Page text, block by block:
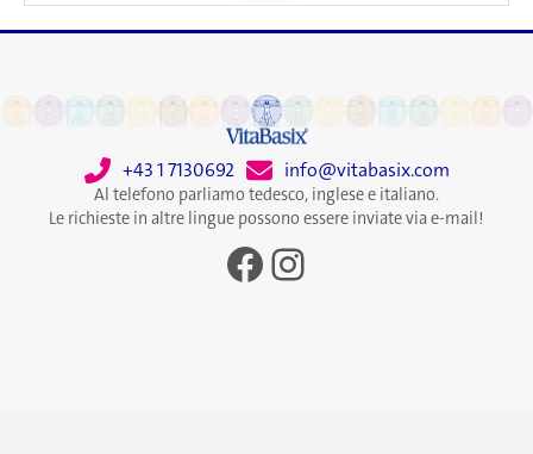
+43 1 7130692 info@vitabasix.com
Al telefono parliamo tedesco, inglese e italiano.
Le richieste in altre lingue possono essere inviate via e-mail!
Facebook
Instagram